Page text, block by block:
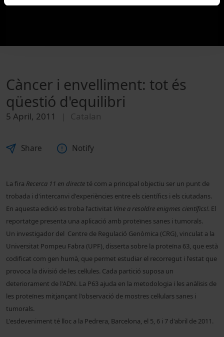
Càncer i envelliment: tot és
qüestió d'equilibri
5 April, 2011 Catalan
Share Notify
La fira Recerca 11 en directeté com a principal objectiu ser un punt de
trobada i d'intercanvi d'experiències entre els científics i els ciutadans.
En aquesta edició es troba l'activitat Vine a resoldre enigmes científics!. El
reportatge presenta una aplicació amb proteïnes sanes i tumorals.
Un investigador del Centre de Regulació Genòmica (CRG), vinculat a la
Universitat Pompeu Fabra (UPF), disserta sobre la proteïna 63, que està
codificat com gen humà, que permet estudiar el recorregut i l'estat que
provoca la divisió de les cel·lules. Cada partició suposa un
deteriorament de l'ADN. La P63 ajuda en la metodologia i les anàlisis de
les proteïnes mitjançant l'observació de mostres cel·lulars sanes i
tumorals.
L'esdeveniment té lloc a la Pedrera, Barcelona, el 5, 6 i 7 d'abril de 2011.